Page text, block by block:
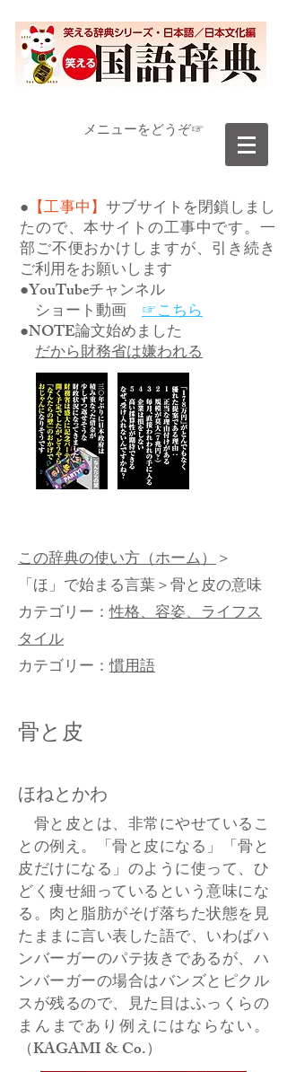
​メニューをどうぞ☞
● 【工事中】サブサイトを閉鎖しまし
たので、本サイトの工事中です。一
部ご不便おかけしますが、引き続き
ご利用をお願いします
●YouTubeチャンネル
ショート動画 ☞こちら
●NOTE論文始めました
だから財務省は嫌われる
この辞典の使い方（ホーム）＞
「ほ」で始まる言葉＞骨と皮の意味
カテゴリー：性格、容姿、ライフス
タイル
カテゴリー：慣用語
骨と皮
ほねとかわ
骨と皮とは、非常にやせているこ
との例え。「骨と皮になる」「骨と
皮だけになる」のように使って、ひ
どく痩せ細っているという意味にな
る。肉と脂肪がそげ落ちた状態を見
たままに言い表した語で、いわばハ
ンバーガーのパテ抜きであるが、ハ
ンバーガーの場合はバンズとピクル
スが残るので、見た目はふっくらの
まんまであり例えにはならない。
（KAGAMI & Co.）